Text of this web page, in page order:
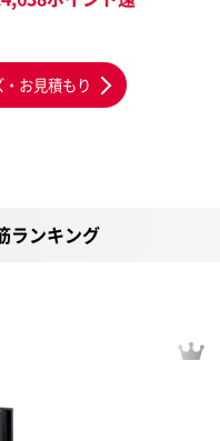
お見積もり
ランキング